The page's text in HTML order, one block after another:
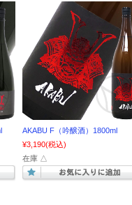
AKABU F（吟醸酒）1800ml
¥3,190(税込)
在庫 △